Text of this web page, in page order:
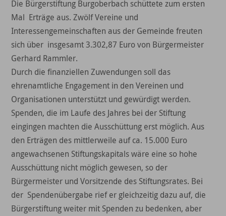
Die Bürgerstiftung Burgoberbach schüttete zum ersten
Mal Erträge aus. Zwölf Vereine und
Interessengemeinschaften aus der Gemeinde freuten
sich über insgesamt 3.302,87 Euro von Bürgermeister
Gerhard Rammler.
Durch die finanziellen Zuwendungen soll das
ehrenamtliche Engagement in den Vereinen und
Organisationen unterstützt und gewürdigt werden.
Spenden, die im Laufe des Jahres bei der Stiftung
eingingen machten die Ausschüttung erst möglich. Aus
den Erträgen des mittlerweile auf ca. 15.000 Euro
angewachsenen Stiftungskapitals wäre eine so hohe
Ausschüttung nicht möglich gewesen, so der
Bürgermeister und Vorsitzende des Stiftungsrates. Bei
der Spendenübergabe rief er gleichzeitig dazu auf, die
Bürgerstiftung weiter mit Spenden zu bedenken, aber